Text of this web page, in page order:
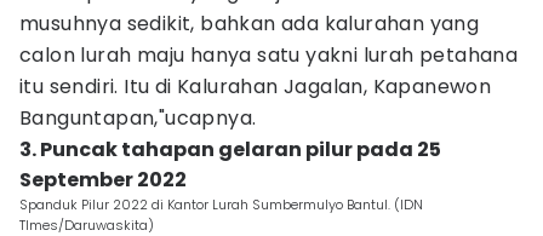
musuhnya sedikit, bahkan ada kalurahan yang
calon lurah maju hanya satu yakni lurah petahana
itu sendiri. Itu di Kalurahan Jagalan, Kapanewon
Banguntapan,"ucapnya.
3. Puncak tahapan gelaran pilur pada 25
September 2022
Spanduk Pilur 2022 di Kantor Lurah Sumbermulyo Bantul. (IDN
TImes/Daruwaskita)